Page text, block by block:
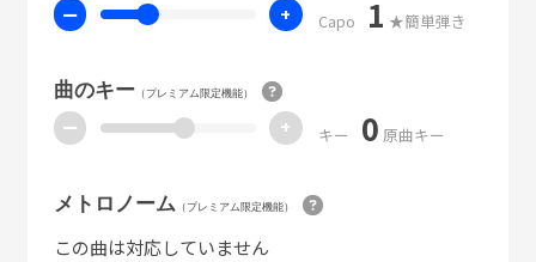
ー + Capo 1 ★簡単弾き
曲のキー（プレミアム限定機能）
ー + キー 0 原曲キー
メトロノーム （プレミアム限定機能）
この曲は対応していません